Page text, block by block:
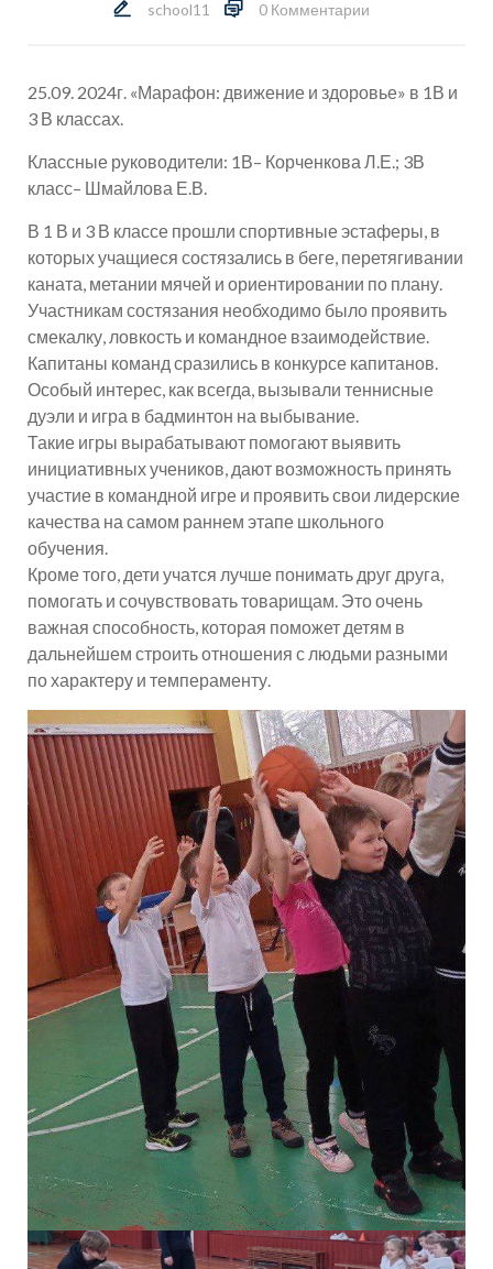
school11
0 Комментарии
25.09. 2024г. «Марафон: движение и здоровье» в 1В и
3 В классах.
Классные руководители: 1В– Корченкова Л.Е.; 3В
класс– Шмайлова Е.В.
В 1 В и 3 В классе прошли спортивные эстаферы, в
которых учащиеся состязались в беге, перетягивании
каната, метании мячей и ориентировании по плану.
Участникам состязания необходимо было проявить
смекалку, ловкость и командное взаимодействие.
Капитаны команд сразились в конкурсе капитанов.
Особый интерес, как всегда, вызывали теннисные
дуэли и игра в бадминтон на выбывание.
Такие игры вырабатывают помогают выявить
инициативных учеников, дают возможность принять
участие в командной игре и проявить свои лидерские
качества на самом раннем этапе школьного
обучения.
Кроме того, дети учатся лучше понимать друг друга,
помогать и сочувствовать товарищам. Это очень
важная способность, которая поможет детям в
дальнейшем строить отношения с людьми разными
по характеру и темпераменту.